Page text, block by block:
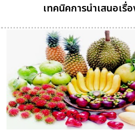
เทคนิคการนำเสนอเรื่